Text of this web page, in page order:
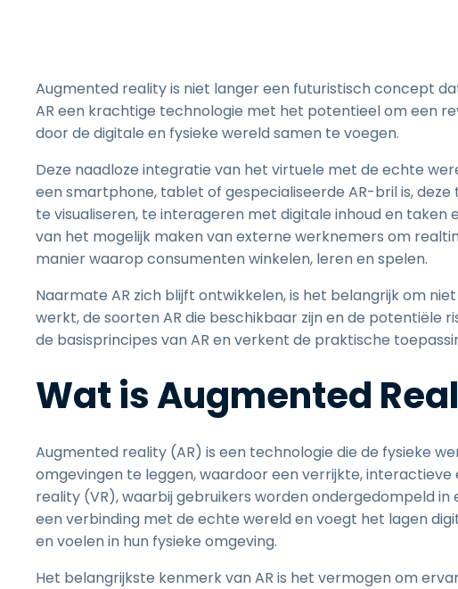
Augmented reality is niet langer een futuristisch concept
AR een krachtige technologie met het potentieel om een
door de digitale en fysieke wereld samen te voegen.
Deze naadloze integratie van het virtuele met de echte
een smartphone, tablet of gespecialiseerde AR-bril is,
te visualiseren, te interageren met digitale inhoud en
van het mogelijk maken van externe werknemers om
manier waarop consumenten winkelen, leren en spelen.
Naarmate AR zich blijft ontwikkelen, is het belangrijk om
werkt, de soorten AR die beschikbaar zijn en de potentiële
de basisprincipes van AR en verkent de praktische
Wat is Augmented
Augmented reality (AR) is een technologie die de fysieke
omgevingen te leggen, waardoor een verrijkte,
reality (VR), waarbij gebruikers worden ondergedompeld in
een verbinding met de echte wereld en voegt het lagen
en voelen in hun fysieke omgeving.
Het belangrijkste kenmerk van AR is het vermogen om